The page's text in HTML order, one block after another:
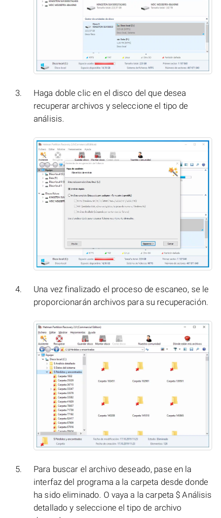
Haga doble clic en el disco del que desea
recuperar archivos y seleccione el tipo de
análisis.
Una vez finalizado el proceso de escaneo, se le
proporcionarán archivos para su recuperación.
Para buscar el archivo deseado, pase en la
interfaz del programa a la carpeta desde donde
ha sido eliminado. O vaya a la carpeta $ Análisis
detallado y seleccione el tipo de archivo